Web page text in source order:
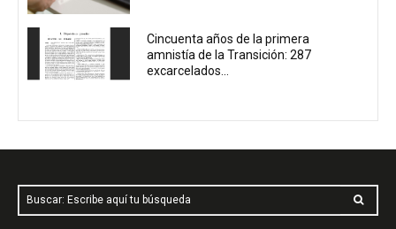
Cincuenta años de la primera
amnistía de la Transición: 287
excarcelados...
Buscar: Escribe aquí tu búsqueda